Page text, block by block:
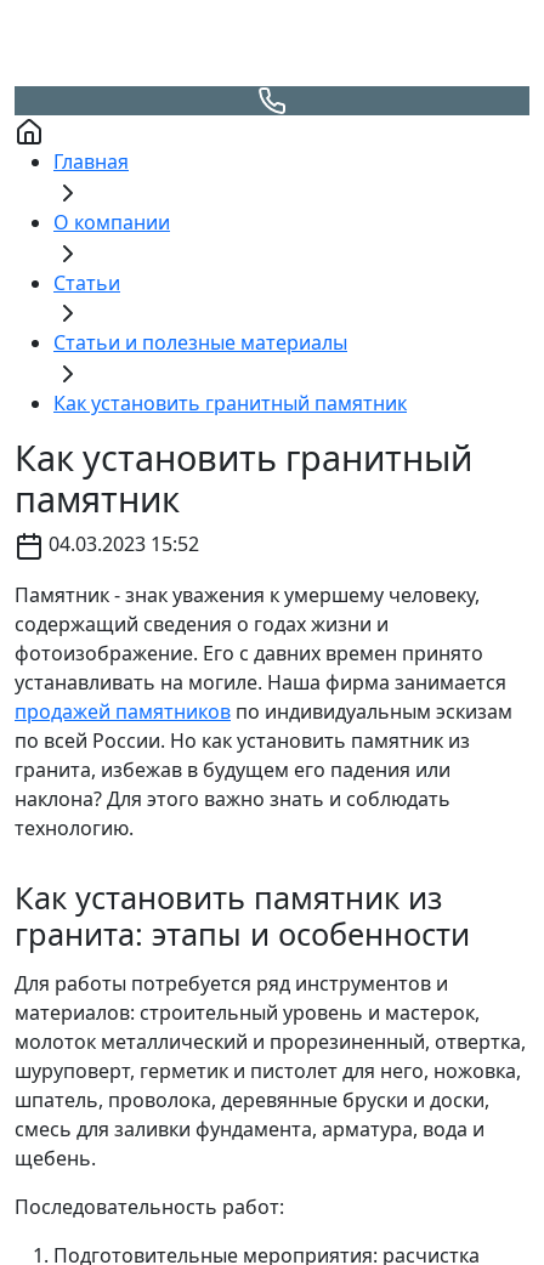
Главная
О компании
Статьи
Статьи и полезные материалы
Как установить гранитный памятник
Как установить гранитный
памятник
04.03.2023 15:52
Памятник - знак уважения к умершему человеку,
содержащий сведения о годах жизни и
фотоизображение. Его с давних времен принято
устанавливать на могиле. Наша фирма занимается
продажей памятников по индивидуальным эскизам
по всей России. Но как установить памятник из
гранита, избежав в будущем его падения или
наклона? Для этого важно знать и соблюдать
технологию.
Как установить памятник из
гранита: этапы и особенности
Для работы потребуется ряд инструментов и
материалов: строительный уровень и мастерок,
молоток металлический и прорезиненный, отвертка,
шуруповерт, герметик и пистолет для него, ножовка,
шпатель, проволока, деревянные бруски и доски,
смесь для заливки фундамента, арматура, вода и
щебень.
Последовательность работ:
Подготовительные мероприятия: расчистка